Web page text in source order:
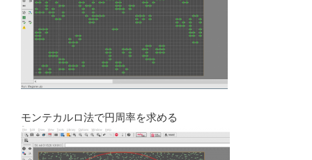
モンテカルロ法で円周率を求める